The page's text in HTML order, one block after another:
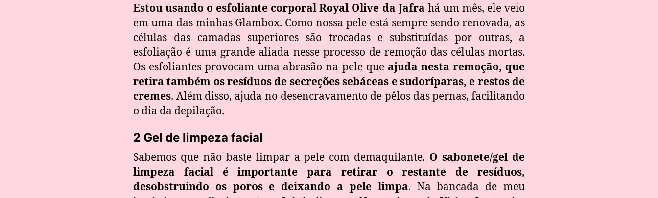
Estou usando o esfoliante corporal Royal Olive da Jafra há um mês, ele veio
em uma das minhas Glambox. Como nossa pele está sempre sendo renovada, as
células das camadas superiores são trocadas e substituídas por outras, a
esfoliação é uma grande aliada nesse processo de remoção das células mortas.
Os esfoliantes provocam uma abrasão na pele que ajuda nesta remoção, que
retira também os resíduos de secreções sebáceas e sudoríparas, e restos de
cremes. Além disso, ajuda no desencravamento de pêlos das pernas, facilitando
o dia da depilação.
2 Gel de limpeza facial
Sabemos que não baste limpar a pele com demaquilante. O sabonete/gel de
limpeza facial é importante para retirar o restante de resíduos,
desobstruindo os poros e deixando a pele limpa. Na bancada de meu